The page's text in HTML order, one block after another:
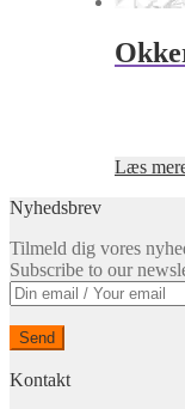
Læs
Nyhedsbrev
Tilmeld dig vores
Subscribe to our
Kontakt